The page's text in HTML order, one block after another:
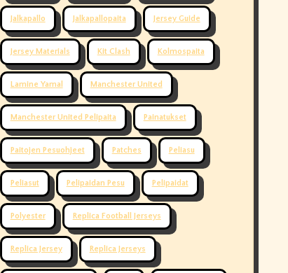
Jalkapallo Jalkapallopaita Jersey Guide
Jersey Materials Kit Clash Kolmospaita
Lamine Yamal Manchester United
Manchester United Pelipaita Painatukset
Paitojen Pesuohjeet Patches Peliasu
Peliasut Pelipaidan Pesu Pelipaidat
Polyester Replica Football Jerseys
Replica Jersey Replica Jerseys